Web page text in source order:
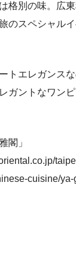
格別の味。広
のスペシャル
トエレガンス
ガントなワン
閣」
cuisine/ya-